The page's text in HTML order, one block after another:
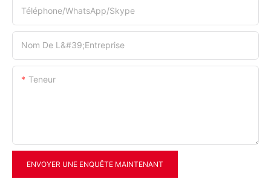
Téléphone/WhatsApp/Skype
Nom De L&#39;entreprise
Teneur
ENVOYER UNE ENQUÊTE MAINTENANT